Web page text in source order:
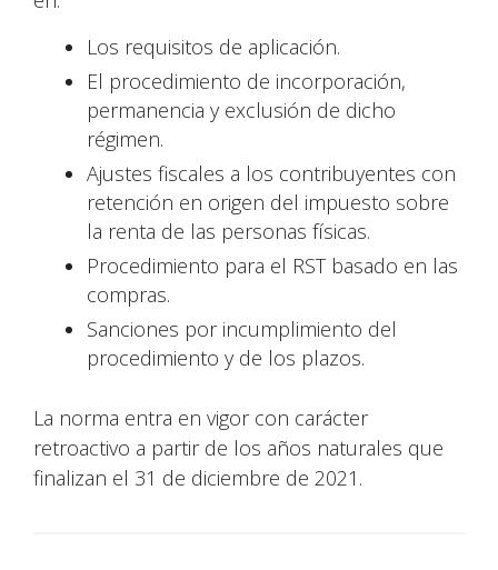
Los requisitos de aplicación.
El procedimiento de incorporación,
permanencia y exclusión de dicho
régimen.
Ajustes fiscales a los contribuyentes con
retención en origen del impuesto sobre
la renta de las personas físicas.
Procedimiento para el RST basado en las
compras.
Sanciones por incumplimiento del
procedimiento y de los plazos.
La norma entra en vigor con carácter
retroactivo a partir de los años naturales que
finalizan el 31 de diciembre de 2021.